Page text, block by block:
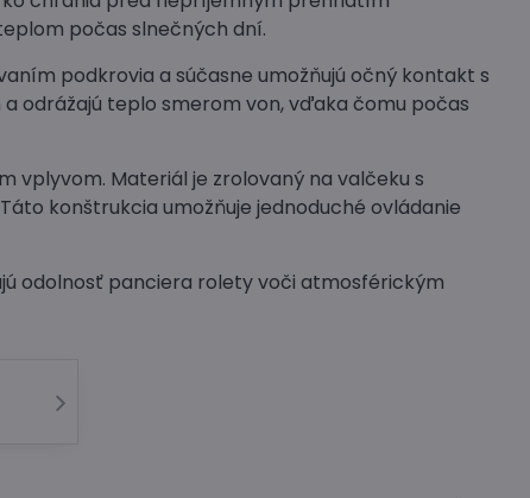
počas slnečných dní.
podkrovia a súčasne umožňujú očný kontakt s
odrážajú teplo smerom von, vďaka čomu počas
vplyvom. Materiál je zrolovaný na valčeku s
konštrukcia umožňuje jednoduché ovládanie
odolnosť panciera rolety voči atmosférickým